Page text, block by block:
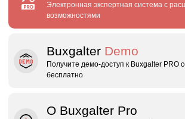
Электронная экспертная система с
возможностями
Buxgalter Demo
Получите демо‑доступ к Buxgalter PRO
бесплатно
О Buxgalter Pro